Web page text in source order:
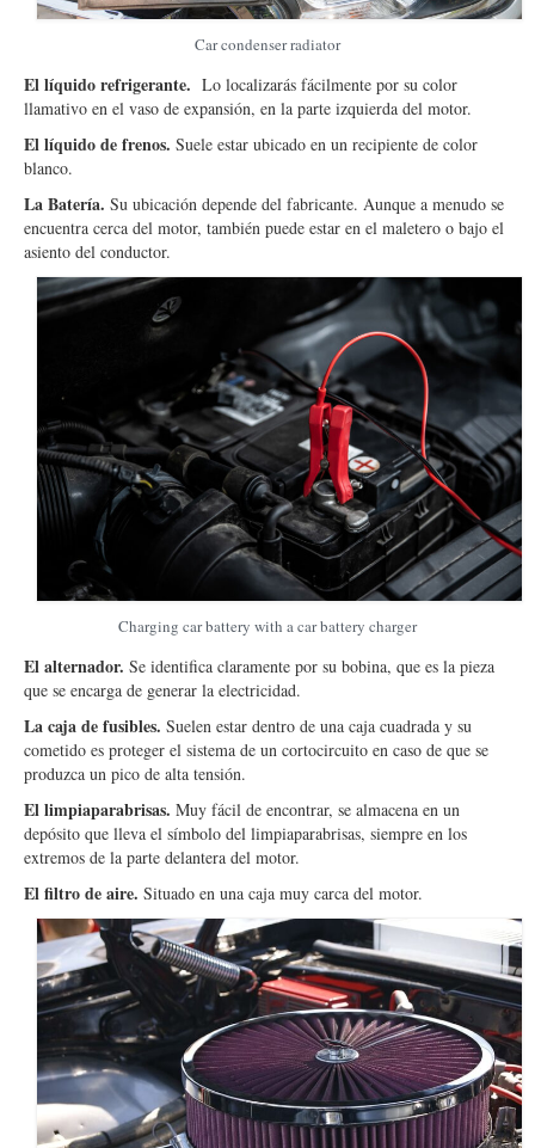
Car condenser radiator
El líquido refrigerante. Lo localizarás fácilmente por su color
llamativo en el vaso de expansión, en la parte izquierda del motor.
El líquido de frenos. Suele estar ubicado en un recipiente de color
blanco.
La Batería. Su ubicación depende del fabricante. Aunque a menudo se
encuentra cerca del motor, también puede estar en el maletero o bajo el
asiento del conductor.
Charging car battery with a car battery charger
El alternador. Se identifica claramente por su bobina, que es la pieza
que se encarga de generar la electricidad.
La caja de fusibles. Suelen estar dentro de una caja cuadrada y su
cometido es proteger el sistema de un cortocircuito en caso de que se
produzca un pico de alta tensión.
El limpiaparabrisas. Muy fácil de encontrar, se almacena en un
depósito que lleva el símbolo del limpiaparabrisas, siempre en los
extremos de la parte delantera del motor.
El filtro de aire. Situado en una caja muy carca del motor.